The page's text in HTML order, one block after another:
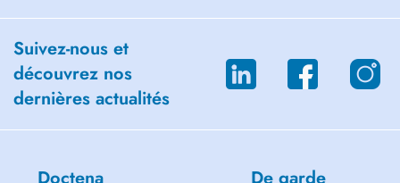
Suivez-nous et
découvrez nos
dernières actualités